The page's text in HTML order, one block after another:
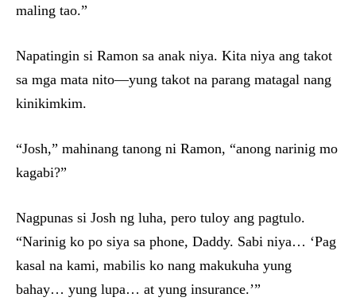
maling tao.”
Napatingin si Ramon sa anak niya. Kita niya ang takot
sa mga mata nito—yung takot na parang matagal nang
kinikimkim.
“Josh,” mahinang tanong ni Ramon, “anong narinig mo
kagabi?”
Nagpunas si Josh ng luha, pero tuloy ang pagtulo.
“Narinig ko po siya sa phone, Daddy. Sabi niya… ‘Pag
kasal na kami, mabilis ko nang makukuha yung
bahay… yung lupa… at yung insurance.’”